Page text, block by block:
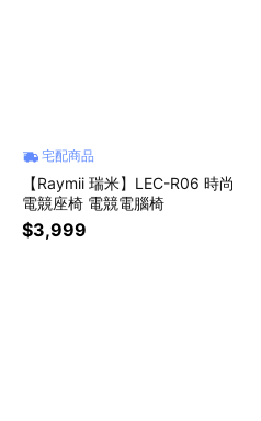
宅配商品
【Raymii 瑞米】LEC-R06 時尚
電競座椅 電競電腦椅
$3,999